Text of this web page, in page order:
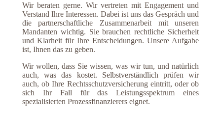
Wir beraten gerne. Wir vertreten mit Engagement und
Verstand Ihre Interessen. Dabei ist uns das Gespräch und
die partnerschaftliche Zusammenarbeit mit unseren
Mandanten wichtig. Sie brauchen rechtliche Sicherheit
und Klarheit für Ihre Entscheidungen. Unsere Aufgabe
ist, Ihnen das zu geben.
Wir wollen, dass Sie wissen, was wir tun, und natürlich
auch, was das kostet. Selbstverständlich prüfen wir
auch, ob Ihre Rechtsschutzversicherung eintritt, oder ob
sich Ihr Fall für das Leistungsspektrum eines
spezialisierten Prozessfinanzierers eignet.